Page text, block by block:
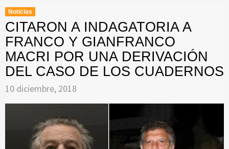
Noticias
CITARON A INDAGATORIA A
FRANCO Y GIANFRANCO
MACRI POR UNA DERIVACIÓN
DEL CASO DE LOS CUADERNOS
10 diciembre, 2018